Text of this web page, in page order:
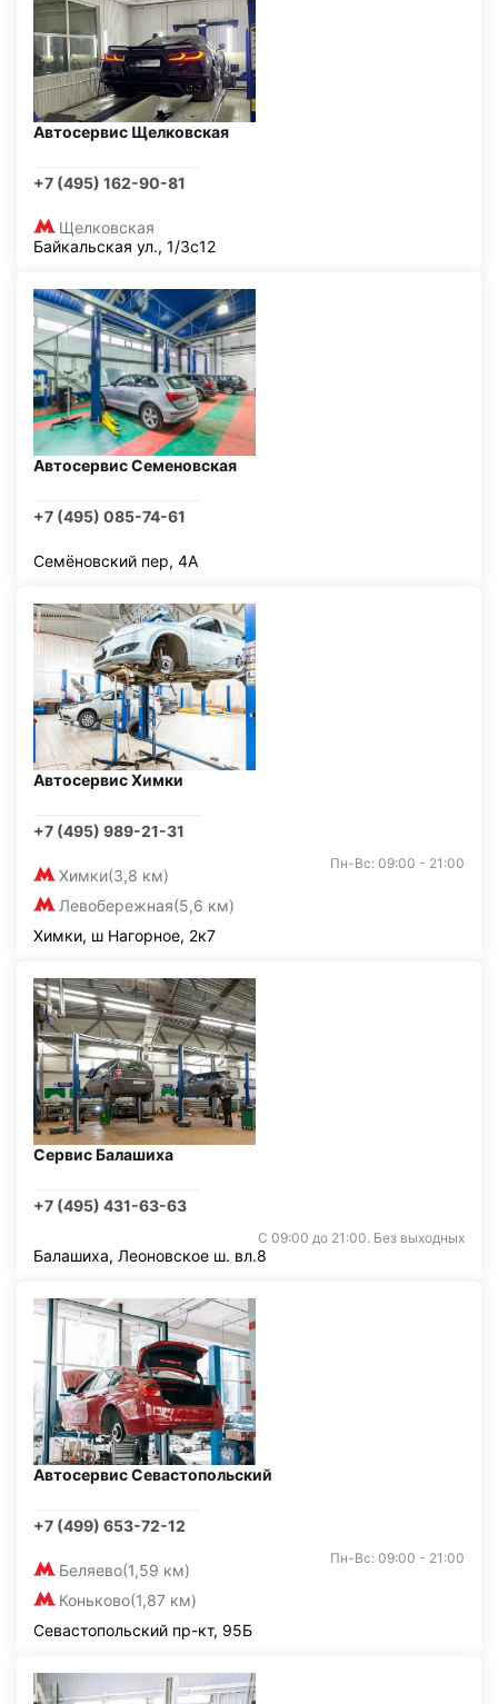
Автосервис Щелковская
+7 (495) 162-90-81
Щелковская
Байкальская ул., 1/3с12
Автосервис Семеновская
+7 (495) 085-74-61
Семёновский пер, 4А
Автосервис Химки
+7 (495) 989-21-31
Химки(3,8 км)
Левобережная(5,6 км)
Пн-Вс: 09:00 - 21:00
Химки, ш Нагорное, 2к7
Сервис Балашиха
+7 (495) 431-63-63
С 09:00 до 21:00. Без выходных
Балашиха, Леоновское ш. вл.8
Автосервис Севастопольский
+7 (499) 653-72-12
Беляево(1,59 км)
Коньково(1,87 км)
Пн-Вс: 09:00 - 21:00
Севастопольский пр-кт, 95Б